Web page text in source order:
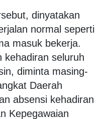
dinyatakan
normal seperti
masuk bekerja.
kehadiran seluruh
diminta masing-
Daerah
absensi kehadiran
Kepegawaian